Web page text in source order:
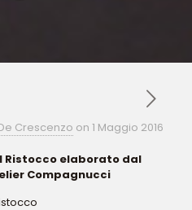
Crescenzo on 1 Maggio 2016
Ristocco elaborato dal
Compagnucci